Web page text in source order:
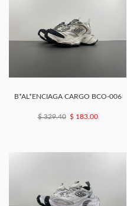
B*AL*ENCIAGA CARGO BCO-006
$ 329.40 $ 183.00